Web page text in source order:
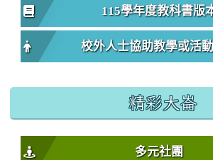
115學年度教科書版
校外人士協助教學或活
精彩大崙
多元社團